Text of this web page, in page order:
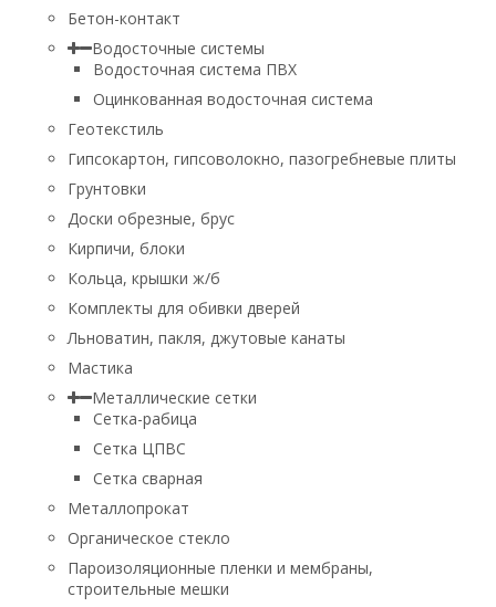
Бетон-контакт
Водосточные системы
Водосточная система ПВХ
Оцинкованная водосточная система
Геотекстиль
Гипсокартон, гипсоволокно, пазогребневые плиты
Грунтовки
Доски обрезные, брус
Кирпичи, блоки
Кольца, крышки ж/б
Комплекты для обивки дверей
Льноватин, пакля, джутовые канаты
Мастика
Металлические сетки
Сетка-рабица
Сетка ЦПВС
Сетка сварная
Металлопрокат
Органическое стекло
Пароизоляционные пленки и мембраны,
строительные мешки